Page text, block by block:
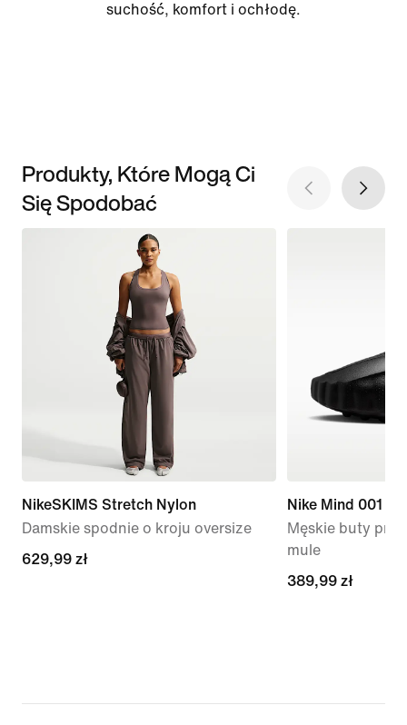
suchość, komfort i ochłodę.
Produkty, Które Mogą Ci
Się Spodobać
NikeSKIMS Stretch Nylon
Damskie spodnie o kroju oversize
629,99 zł
629,99 zł
Nike Mind 001
Męskie buty
mule
389,99 zł
389,99 zł